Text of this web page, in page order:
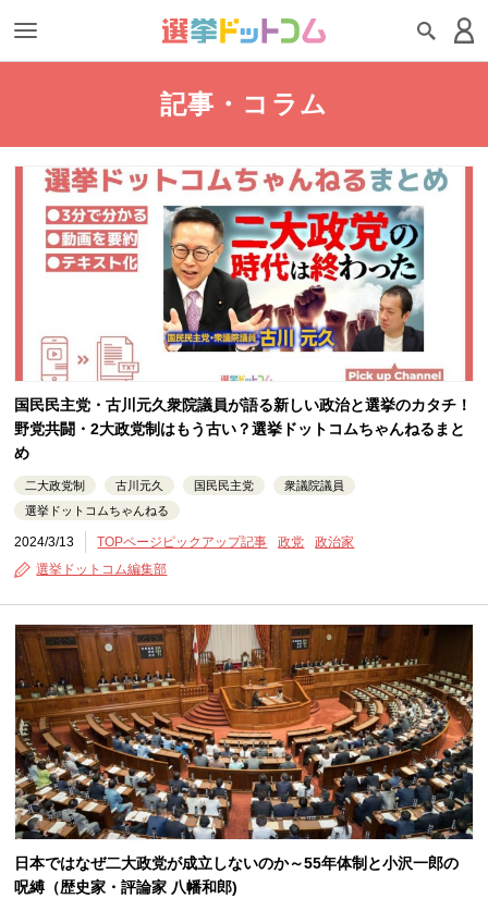
記事・コラム
国民民主党・古川元久衆院議員が語る新しい政治と選挙のカタチ！
野党共闘・2大政党制はもう古い？選挙ドットコムちゃんねるまと
め
二大政党制 古川元久 国民民主党
衆議院議員
選挙ドットコムちゃんねる
2024/3/13 TOPページピックアップ記事 政党
政治家
選挙ドットコム編集部
日本ではなぜ二大政党が成立しないのか～55年体制と小沢一郎の
呪縛（歴史家・評論家 八幡和郎)